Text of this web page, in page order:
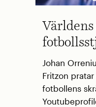
Världens
Johan
Fritzon
fotbollens